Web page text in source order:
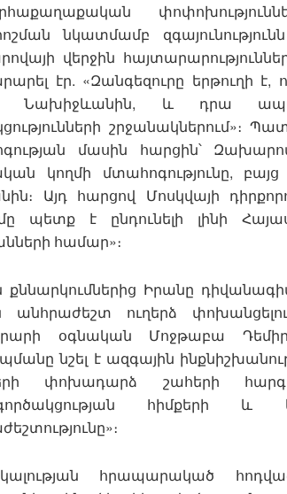
նկատմամբ
վերջին
էր. «Զանգեզուրը երթուղի է,
Նախիջևանին, և դրա
շրջանակներում»։
մասին հարցին՝
կողմի մտահոգությունը,
Այդ հարցով Մոսկվայի
պետք է ընդունելի լինի
համար»։
քննարկումներից Իրանը
անհրաժեշտ ուղերձ
օգնական Մոջթաբա
նշել է ազգային
փոխադարձ շահերի
հիմքերի և
հրապարակած